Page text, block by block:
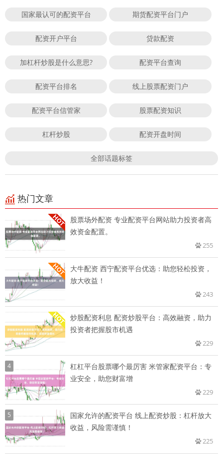
国家最认可的配资平台 期货配资平台门户
配资开户平台 贷款配资
加杠杆炒股是什么意思? 配资平台查询
配资平台排名 线上股票配资门户
配资平台信管家 股票配资知识
杠杆炒股 配资开盘时间
全部话题标签
热门文章
股票场外配资 专业配资平台网站助力投资者高
效资金配置。
255
大牛配资 西宁配资平台优选：助您轻松投资，
放大收益！
243
炒股配资利息 配资炒股平台：高效融资，助力
投资者把握股市机遇
229
4
杠杠平台股票哪个最厉害 米管家配资平台：专
业安全，助您财富增
229
5
国家允许的配资平台 线上配资炒股：杠杆放大
收益，风险需谨慎！
225